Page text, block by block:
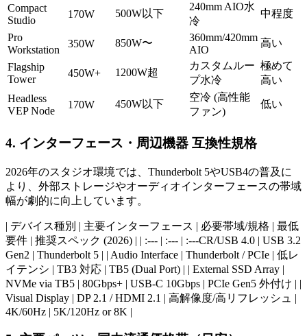
Compact
Studio
170W 500W以下
240mm AIO水
冷
中程度
Pro
Workstation
350W 850W〜
360mm/420mm
AIO
高い
Flagship
Tower
450W+ 1200W超
カスタムルー
プ水冷
極めて
高い
Headless
VEP Node
170W 450W以下
空冷 (高性能
ファン)
低い
4. インターフェース・周辺機器 互換性規格
2026年のスタジオ環境では、Thunderbolt 5やUSB4の普及に
より、外部ストレージやオーディオインターフェースの帯域
幅が劇的に向上しています。
| デバイス種別 | 主要インターフェース | 必要帯域/規格 | 最低
要件 | 推奨スペック (2026) | | :--- | :--- | :---CR/USB 4.0 | USB 3.2
Gen2 | Thunderbolt 5 | | Audio Interface | Thunderbolt / PCIe | 低レ
イテンシ | TB3 対応 | TB5 (Dual Port) | | External SSD Array |
NVMe via TB5 | 80Gbps+ | USB-C 10Gbps | PCIe Gen5 外付け | |
Visual Display | DP 2.1 / HDMI 2.1 | 高解像度/高リフレッシュ |
4K/60Hz | 5K/120Hz or 8K |